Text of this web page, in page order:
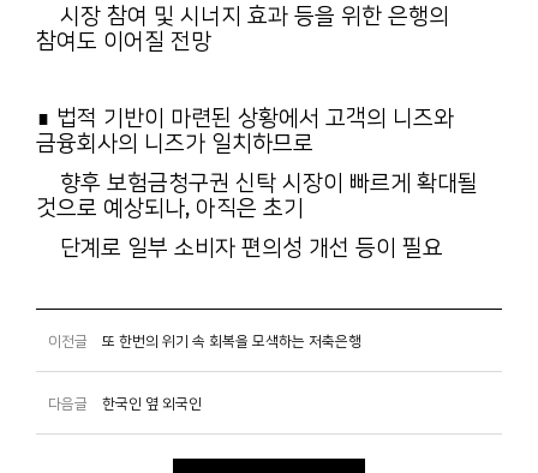
시장 참여 및 시너지 효과 등을 위한 은행의
참여도 이어질 전망
∎ 법적 기반이 마련된 상황에서 고객의 니즈와
금융회사의 니즈가 일치하므로
향후 보험금청구권 신탁 시장이 빠르게 확대될
것으로 예상되나, 아직은 초기
단계로 일부 소비자 편의성 개선 등이 필요
이전글 또 한번의 위기 속 회복을 모색하는 저축은행
다음글 한국인 옆 외국인